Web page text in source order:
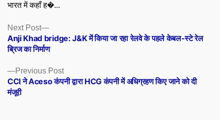
भारत में कहाँ ह�...
Posts
navigation
Previous PostPrevious
post:
CCI ने Aceso कंपनी द्वारा HCG कंपनी में अधिग्रहण किए जाने को दी
मंजूरी
Next Post
Next
post:
Anji Khad bridge: J&K में किया जा रहा रेलवे के पहले केबल-स्टे रेल
ब्रिज का निर्माण